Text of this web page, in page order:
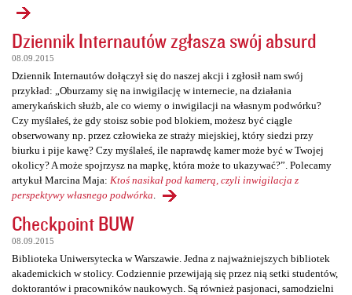
Dziennik Internautów zgłasza swój absurd
08.09.2015
Dziennik Internautów dołączył się do naszej akcji i zgłosił nam swój
przykład: „Oburzamy się na inwigilację w internecie, na działania
amerykańskich służb, ale co wiemy o inwigilacji na własnym podwórku?
Czy myślałeś, że gdy stoisz sobie pod blokiem, możesz być ciągle
obserwowany np. przez człowieka ze straży miejskiej, który siedzi przy
biurku i pije kawę? Czy myślałeś, ile naprawdę kamer może być w Twojej
okolicy? A może spojrzysz na mapkę, która może to ukazywać?”. Polecamy
artykuł Marcina Maja: Ktoś nasikał pod kamerą, czyli inwigilacja z
perspektywy własnego podwórka
Checkpoint BUW
08.09.2015
Biblioteka Uniwersytecka w Warszawie. Jedna z najważniejszych bibliotek
akademickich w stolicy. Codziennie przewijają się przez nią setki studentów,
doktorantów i pracowników naukowych. Są również pasjonaci, samodzielni